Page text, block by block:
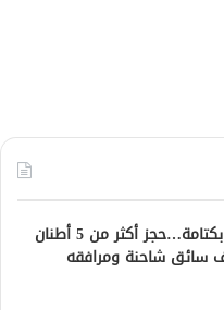
ضربة أمنية قوية بكتامة…حجز أكثر من 5 أطنان
سائق شاحنة ومرافقه